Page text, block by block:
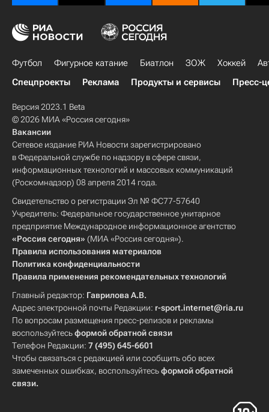
Футбол Фигурное катание Биатлон ЗОЖ Хоккей
Спецпроекты
Реклама Продукты и сервисы Пресс-
Версия 2023.1 Beta
© 2026 МИА «Россия сегодня»
Вакансии
Сетевое издание РИА Новости зарегистрировано
в Федеральной службе по надзору в сфере связи,
информационных технологий и массовых коммуникаций
(Роскомнадзор) 08 апреля 2014 года.
Свидетельство о регистрации Эл № ФС77-57640
Учредитель: Федеральное государственное унитарное
предприятие Международное информационное агентство
«Россия сегодня» (МИА «Россия сегодня»).
Правила использования материалов
Политика конфиденциальности
Правила применения рекомендательных технологий
Главный редактор: Гаврилова А.В.
Адрес электронной почты Редакции: r-sport.internet@ria.ru
По вопросам размещения пресс-релизов и рекламы
воспользуйтесьформой обратной связи
Телефон Редакции: 7 (495) 645-6601
Чтобы связаться с редакцией или сообщить обо всех
замеченных ошибках, воспользуйтесьформой обратной
связи.